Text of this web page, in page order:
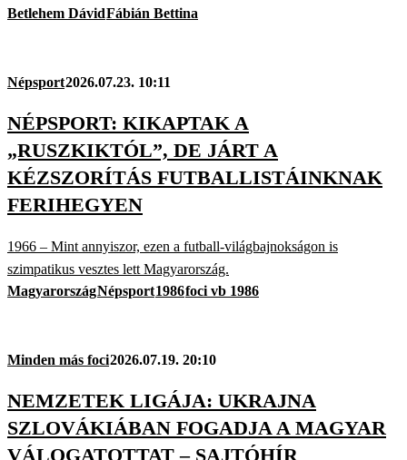
Betlehem DávidFábián Bettina
Népsport2026.07.23. 10:11
NÉPSPORT: KIKAPTAK A
„RUSZKIKTÓL”, DE JÁRT A
KÉZSZORÍTÁS FUTBALLISTÁINKNAK
FERIHEGYEN
1966 – Mint annyiszor, ezen a futball-világbajnokságon is
szimpatikus vesztes lett Magyarország.
MagyarországNépsport1986foci vb 1986
Minden más foci2026.07.19. 20:10
NEMZETEK LIGÁJA: UKRAJNA
SZLOVÁKIÁBAN FOGADJA A MAGYAR
VÁLOGATOTTAT – SAJTÓHÍR